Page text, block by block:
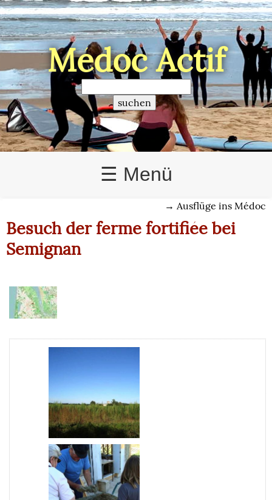
Médoc Actif
>
☰ Menü
→ Ausflüge ins Médoc
Besuch der ferme fortifiée bei
Semignan